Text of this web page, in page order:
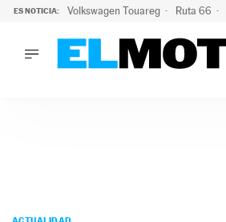
ES NOTICIA: Volkswagen Touareg Ruta 66